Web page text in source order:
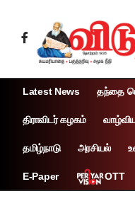
Latest News தந்தை
திராவிடர் கழகம்
தமிழ்நாடு அரசியல்
E-Paper OTT